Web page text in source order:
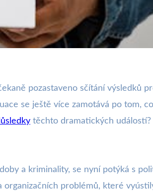
demokracie?
pozastaveno sčítání výsledků
se ještě více zamotává po tom,
těchto dramatických událostí?
a kriminality, se nyní potýká s
problémů, které